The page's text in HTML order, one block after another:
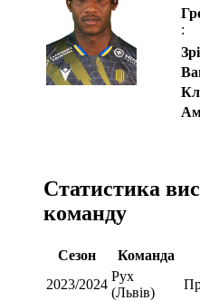
:
Статистика
команду
Сезон Команда
2023/2024
Рух
(Львів)